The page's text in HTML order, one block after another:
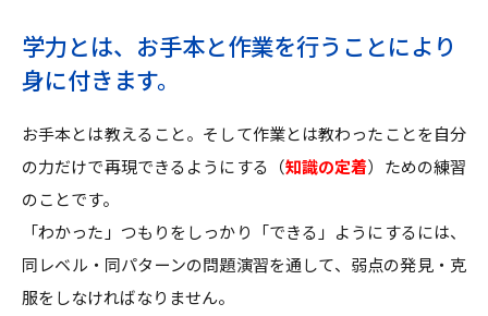
学力とは、お手本と作業を行うことにより
身に付きます。
お手本とは教えること。そして作業とは教わったことを自分
の力だけで再現できるようにする（知識の定着）ための練習
のことです。
「わかった」つもりをしっかり「できる」ようにするには、
同レベル・同パターンの問題演習を通して、弱点の発見・克
服をしなければなりません。